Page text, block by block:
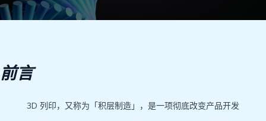
前言
3D 列印，又称为「积层制造」，是一项彻底改变产品开发